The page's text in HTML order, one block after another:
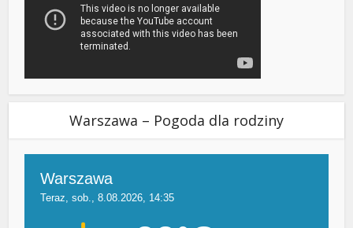
Warszawa – Pogoda dla rodziny